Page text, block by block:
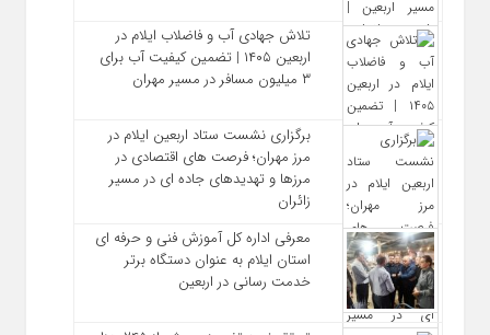
تلاش جهادی آب و فاضلاب ایلام در
اربعین ۱۴۰۵ | تضمین کیفیت آب برای
۳ میلیون مسافر در مسیر مهران
برگزاری نشست ستاد اربعین ایلام در
مرز مهران؛ فرصت‌ های اقتصادی در
مرزها و تهدیدهای جاده‌ ای در مسیر
زائران
معرفی اداره کل آموزش فنی و حرفه‌ ای
استان ایلام به‌ عنوان دستگاه برتر
خدمت‌ رسانی در اربعین